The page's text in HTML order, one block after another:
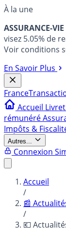
À la une
ASSURANCE-
visez 5.05% de
Voir conditions
En Savoir Plus
France
Accueil
rémunéré
Impôts &
Autres...
Connexion
Accueil
/
📰
/
💶